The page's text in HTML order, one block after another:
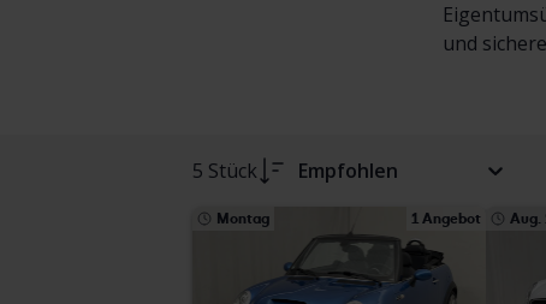
und
5 Stück Empfohlen
Montag 1 Angebot Aug.